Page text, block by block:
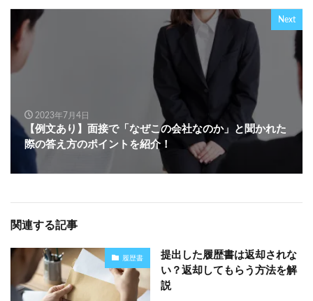
Next
2023年7月4日
【例文あり】面接で「なぜこの会社なのか」と聞かれた
際の答え方のポイントを紹介！
関連する記事
履歴書
提出した履歴書は返却されな
い？返却してもらう方法を解
説